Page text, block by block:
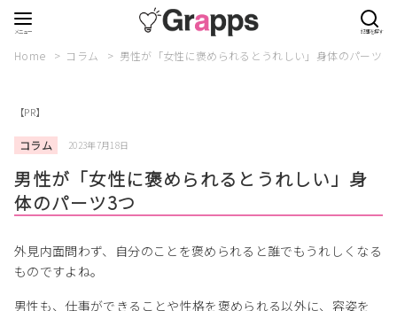
Home コラム 男性が「女性に褒められるとうれしい」身体のパーツ3
【PR】
コラム 2023年7月18日
男性が「女性に褒められるとうれしい」身
体のパーツ3つ
外見内面問わず、自分のことを褒められると誰でもうれしくなる
ものですよね。
男性も、仕事ができることや性格を褒められる以外に、容姿を